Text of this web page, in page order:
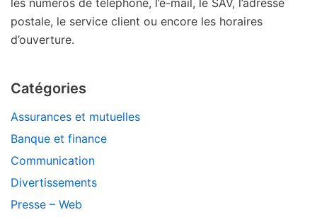
les numéros de téléphone, l’e-mail, le SAV, l’adresse
postale, le service client ou encore les horaires
d’ouverture.
Catégories
Assurances et mutuelles
Banque et finance
Communication
Divertissements
Presse – Web